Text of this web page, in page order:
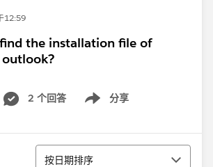
12:59
the installation file of
2 个回答 分享
Show menu
排序
按日期排序